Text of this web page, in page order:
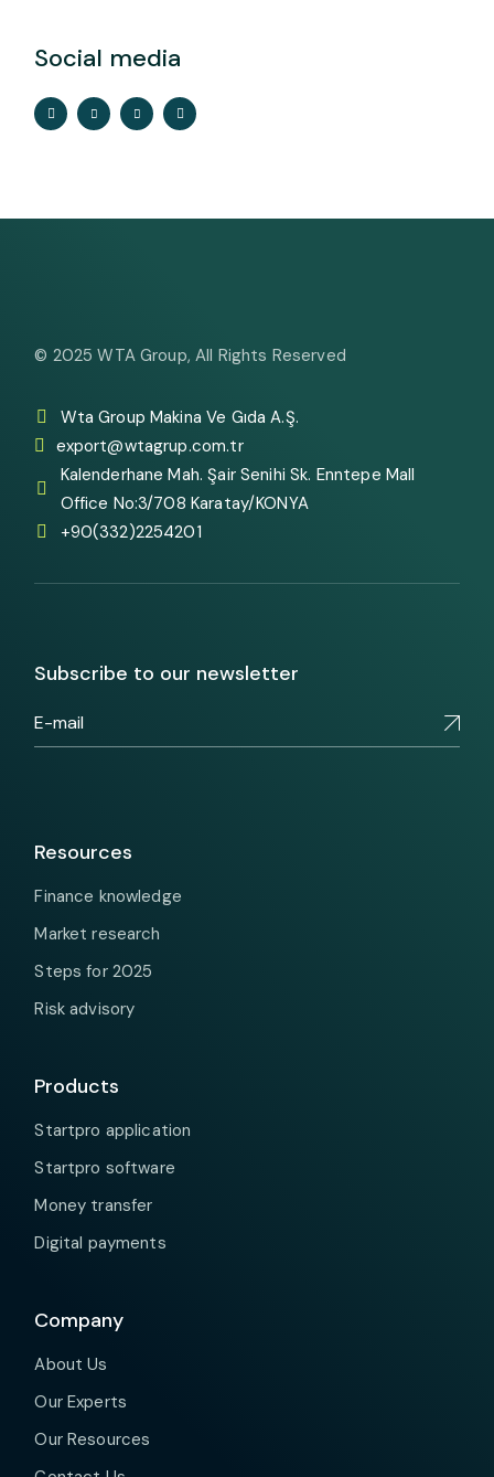
Social media
© 2025WTA Group, All Rights Reserved
Wta Group Makina Ve Gıda A.Ş.
export@wtagrup.com.tr
Kalenderhane Mah. Şair Senihi Sk. Enntepe Mall
Office No:3/708 Karatay/KONYA
+90(332)2254201
Subscribe to our newsletter
Resources
Finance knowledge
Market research
Steps for 2025
Risk advisory
Products
Startpro application
Startpro software
Money transfer
Digital payments
Company
About Us
Our Experts
Our Resources